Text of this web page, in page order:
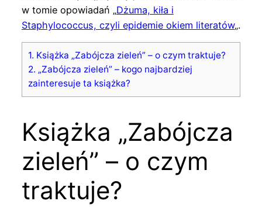
w tomie opowiadań „Dżuma, kiła i
Staphylococcus, czyli epidemie okiem literatów„.
1. Książka „Zabójcza zieleń” – o czym traktuje?
2. „Zabójcza zieleń” – kogo najbardziej
zainteresuje ta książka?
Książka „Zabójcza
zieleń” – o czym
traktuje?